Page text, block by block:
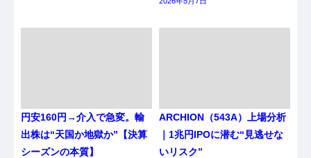
円安160円→介入で急変。輸
出株は“天国か地獄か”【決算
シーズンの本質】
ARCHION（543A）上場分析
｜1兆円IPOに潜む“見逃せな
いリスク”